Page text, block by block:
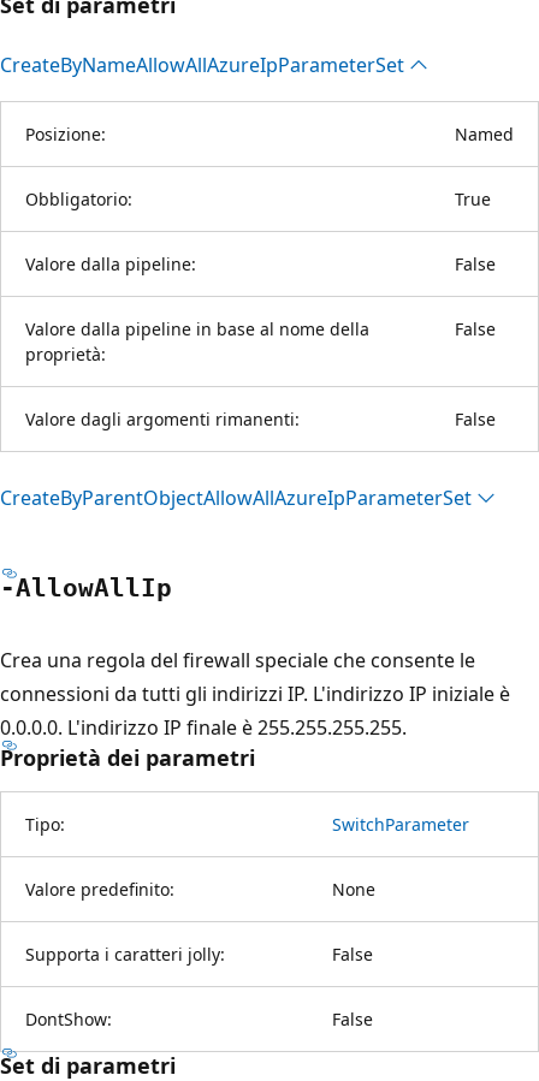
CreateByNameAllowAllAzureIpParameterSet
Posizione: Named
Obbligatorio: True
Valore dalla pipeline: False
Valore dalla pipeline in base al nome della
proprietà:
False
Valore dagli argomenti rimanenti: False
CreateByParentObjectAllowAllAzureIpParameterSet
-AllowAllIp
Crea una regola del firewall speciale che consente le
connessioni da tutti gli indirizzi IP. L'indirizzo IP iniziale è
0.0.0.0. L'indirizzo IP finale è 255.255.255.255.
Proprietà dei parametri
Tipo: SwitchParameter
Valore predefinito: None
Supporta i caratteri jolly: False
DontShow: False
Set di parametri